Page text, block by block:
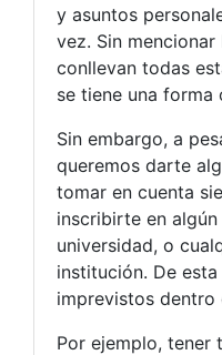
y asuntos
vez. Sin
conllevan todas
se tiene una forma
Sin embargo, a
queremos darte
tomar en cuenta
inscribirte en
universidad, o
institución. De
imprevistos dentro
Por ejemplo, tener